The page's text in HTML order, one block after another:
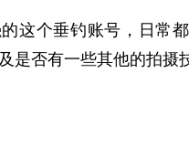
个垂钓账号，日常都
是否有一些其他的拍摄